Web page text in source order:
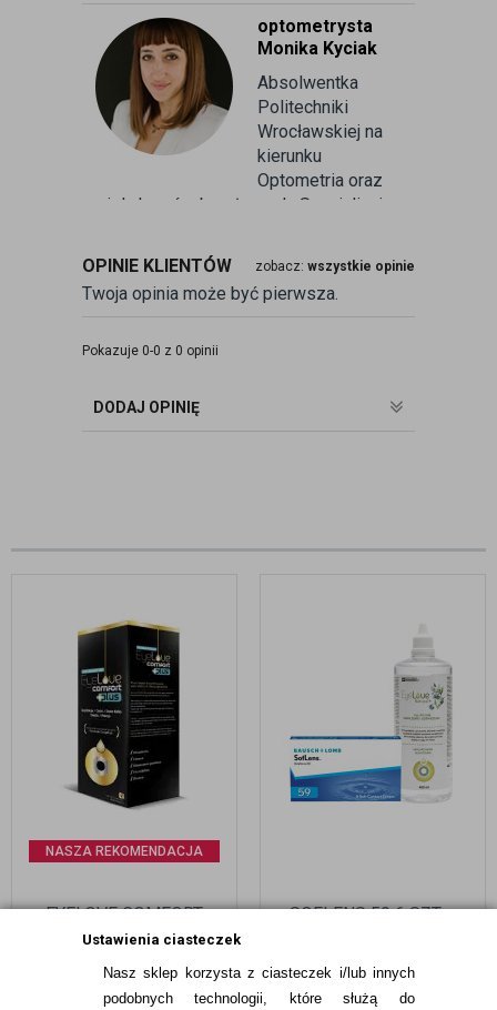
Ustawienia ciasteczek
Nasz sklep korzysta z ciasteczek i/lub innych
podobnych technologii, które służą do
optometrysta
Monika Kyciak
Absolwentka
Politechniki
Wrocławskiej na
kierunku
Optometria oraz
wielu kursów branżowych. Specjalizuje
kontaktologii, czyli dobieraniu
soczewek kontaktowych miękkich. Od
ponad 10 lat pracuje w branży
optometrysta pracujący w gabinecie.
badania wad refrakcji, dobierając
OPINIE KLIENTÓW zobacz: wszystkie opinie
Twoja opinia może być pierwsza.
Pokazuje 0-0 z 0 opinii
DODAJ OPINIĘ
NASZA REKOMENDACJA
EYELOVE COMFORT
PLUS 500 ML (Z
39,99pln
SOFLENS 59 6 SZT. +
76,49 pln